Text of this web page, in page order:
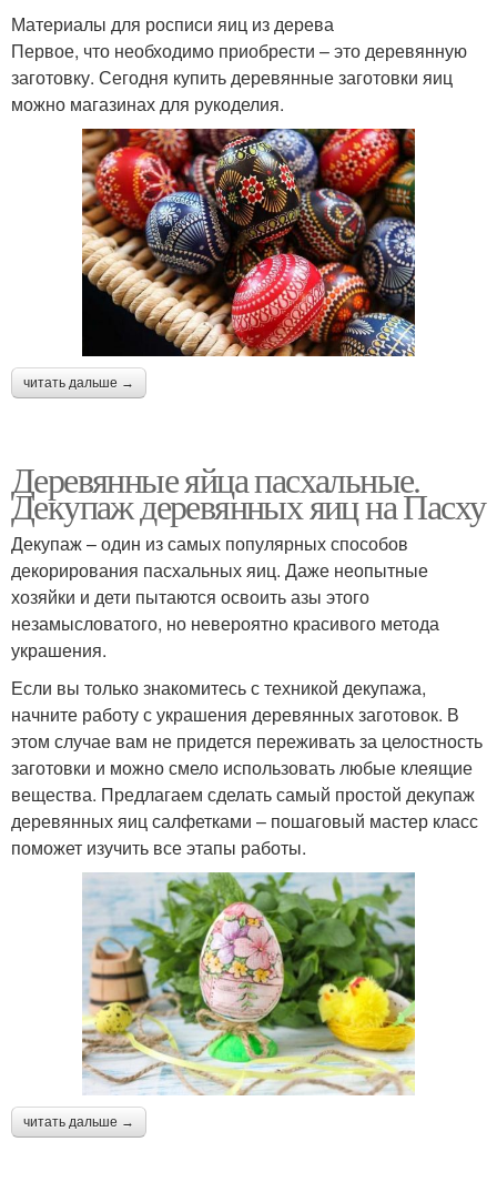
Материалы для росписи яиц из дерева
Первое, что необходимо приобрести – это деревянную
заготовку. Сегодня купить деревянные заготовки яиц
можно магазинах для рукоделия.
читать дальше →
Деревянные яйца пасхальные.
Декупаж деревянных яиц на Пасху
Декупаж – один из самых популярных способов
декорирования пасхальных яиц. Даже неопытные
хозяйки и дети пытаются освоить азы этого
незамысловатого, но невероятно красивого метода
украшения.
Если вы только знакомитесь с техникой декупажа,
начните работу с украшения деревянных заготовок. В
этом случае вам не придется переживать за целостность
заготовки и можно смело использовать любые клеящие
вещества. Предлагаем сделать самый простой декупаж
деревянных яиц салфетками – пошаговый мастер класс
поможет изучить все этапы работы.
читать дальше →